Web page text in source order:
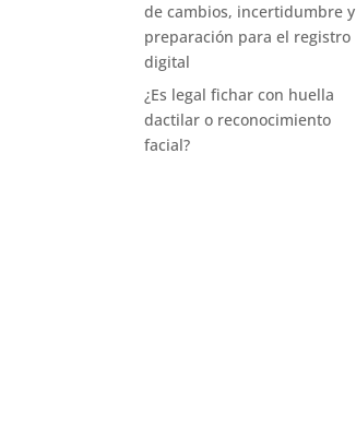
de cambios, incertidumbre y
preparación para el registro
digital
¿Es legal fichar con huella
dactilar o reconocimiento
facial?